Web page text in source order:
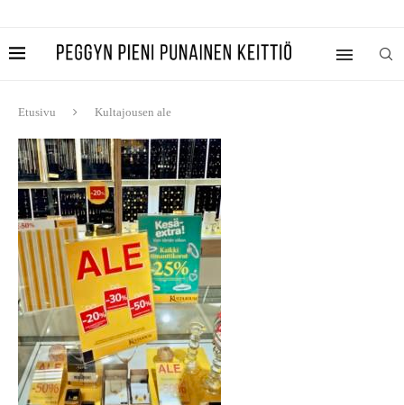
Etusivu Kultajousen ale